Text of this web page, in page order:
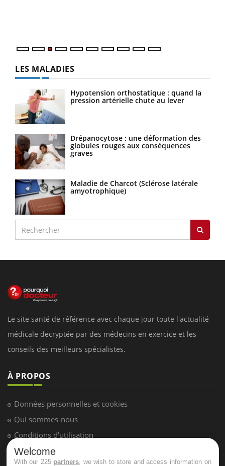
LES MALADIES
Hypotension orthostatique : quand la
pression artérielle chute au lever
Drépanocytose : une déformation des
globules rouges aux conséquences
graves
Maladie de Charcot (Sclérose latérale
amyotrophique)
Le site santé de référence avec chaque jour toute l'actualité
médicale decryptée par des médecins en exercice et les
conseils des meilleurs spécialistes.
À PROPOS
Données personnelles et cookies
Qui sommes-nous
Conditions d'utilisation
Plan du site
Welcome
With our 225 partners , we wish to store and access information on